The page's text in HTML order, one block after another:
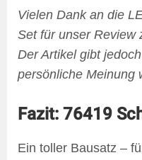
Vielen Dank an die
Set für unser Review
Der Artikel gibt
persönliche Meinung
Fazit: 76419
Ein toller Bausatz –